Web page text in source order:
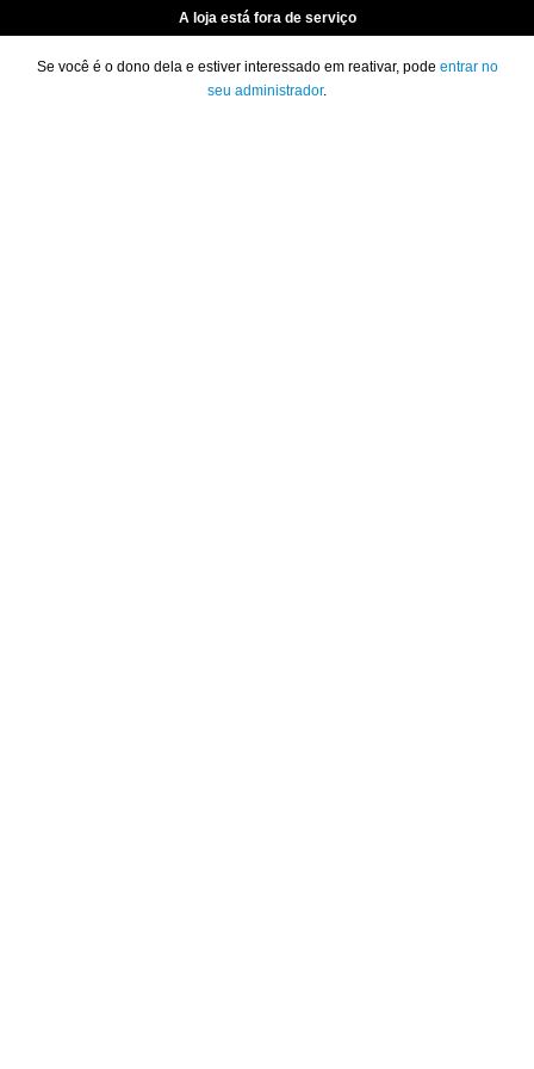
A loja está fora de serviço
Se você é o dono dela e estiver interessado em reativar, pode entrar no
seu administrador.